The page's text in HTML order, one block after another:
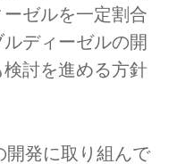
ゼルを一定割合
ディーゼルの開
討を進める方針
開発に取り組んで